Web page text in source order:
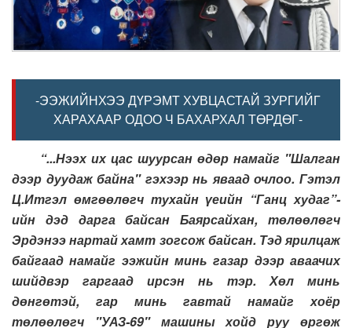
-ЭЭЖИЙНХЭЭ ДҮРЭМТ ХУВЦАСТАЙ ЗУРГИЙГ
ХАРАХААР ОДОО Ч БАХАРХАЛ ТӨРДӨГ-
“...Нээх их цас шуурсан өдөр намайг "Шалган
дээр дуудаж байна" гэхээр нь яваад очлоо. Гэтэл
Ц.Итгэл өмгөөлөгч тухайн үеийн “Ганц худаг”-
ийн дэд дарга байсан Баярсайхан, төлөөлөгч
Эрдэнээ нартай хамт зогсож байсан. Тэд ярилцаж
байгаад намайг ээжийн минь газар дээр аваачих
шийдвэр гаргаад ирсэн нь тэр. Хөл минь
дөнгөтэй, гар минь гавтай намайг хоёр
төлөөлөгч "УАЗ-69" машины хойд руу өргөж